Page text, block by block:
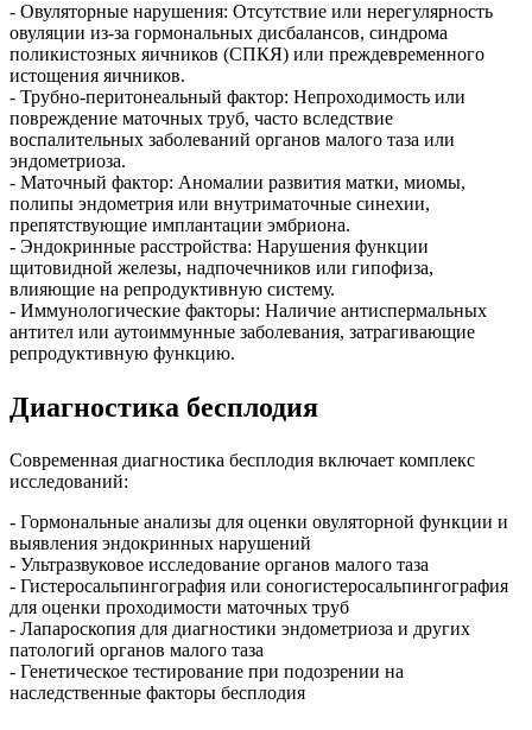
- Овуляторные нарушения: Отсутствие или нерегулярность
овуляции из-за гормональных дисбалансов, синдрома
поликистозных яичников (СПКЯ) или преждевременного
истощения яичников.
- Трубно-перитонеальный фактор: Непроходимость или
повреждение маточных труб, часто вследствие
воспалительных заболеваний органов малого таза или
эндометриоза.
- Маточный фактор: Аномалии развития матки, миомы,
полипы эндометрия или внутриматочные синехии,
препятствующие имплантации эмбриона.
- Эндокринные расстройства: Нарушения функции
щитовидной железы, надпочечников или гипофиза,
влияющие на репродуктивную систему.
- Иммунологические факторы: Наличие антиспермальных
антител или аутоиммунные заболевания, затрагивающие
репродуктивную функцию.
Диагностика бесплодия
Современная диагностика бесплодия включает комплекс
исследований:
- Гормональные анализы для оценки овуляторной функции и
выявления эндокринных нарушений
- Ультразвуковое исследование органов малого таза
- Гистеросальпингография или соногистеросальпингография
для оценки проходимости маточных труб
- Лапароскопия для диагностики эндометриоза и других
патологий органов малого таза
- Генетическое тестирование при подозрении на
наследственные факторы бесплодия